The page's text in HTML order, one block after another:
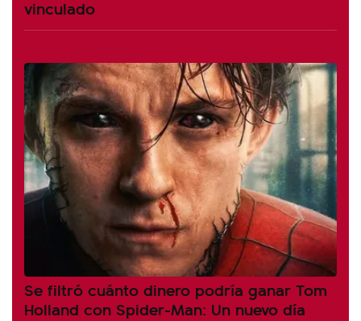
vinculado
Se filtró cuánto dinero podría ganar Tom
Holland con Spider-Man: Un nuevo día